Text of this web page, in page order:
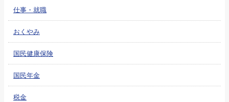
仕事・就職
おくやみ
国民健康保険
国民年金
税金